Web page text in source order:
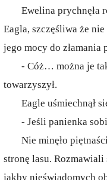
Ewelina prychnęła
Eagla, szczęśliwa że
jego mocy do
- Cóż… można je
towarzyszył.
Eagle uśmiechnął
- Jeśli panienka
Nie minęło
stronę lasu. Rozmawiali
jakby nieświadomych